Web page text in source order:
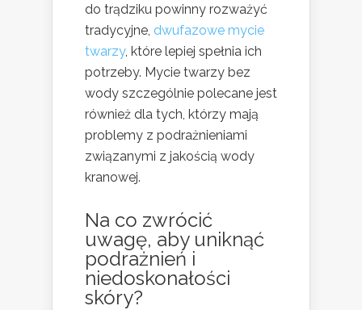
do trądziku powinny rozważyć
tradycyjne, dwufazowe mycie
twarzy, które lepiej spełnia ich
potrzeby. Mycie twarzy bez
wody szczególnie polecane jest
również dla tych, którzy mają
problemy z podrażnieniami
związanymi z jakością wody
kranowej.
Na co zwrócić
uwagę, aby uniknąć
podrażnień i
niedoskonałości
skóry?